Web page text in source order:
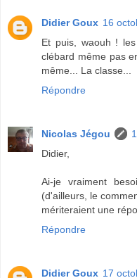
Didier Goux 16
Et puis, waouh !
clébard même pas
même... La classe...
Répondre
Nicolas Jégou
Didier,
Ai-je vraiment
(d'ailleurs, le
mériteraient une
Répondre
Didier Goux 17